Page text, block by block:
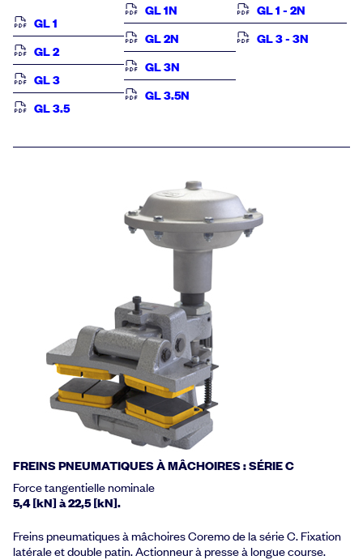
GL 1
GL 2
GL 3
GL 3.5
GL 1N
GL 2N
GL 3N
GL 3.5N
GL 1 - 2N
GL 3 - 3N
FREINS PNEUMATIQUES À MÂCHOIRES : SÉRIE C
Force tangentielle nominale
5,4 [kN] à 22,5 [kN].
Freins pneumatiques à mâchoires Coremo de la série C. Fixation
latérale et double patin. Actionneur à presse à longue course.